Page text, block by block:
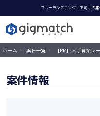
フリーランスエンジニア向けの
ホーム > 案件一覧 >
【PM】大手音楽レ
案件情報